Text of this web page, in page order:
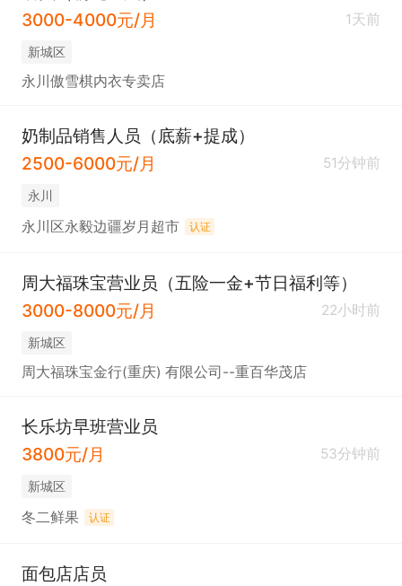
3000-4000元/月
1天前
新城区
永川傲雪棋内衣专卖店
奶制品销售人员（底薪+提成）
2500-6000元/月
51分钟前
永川
永川区永毅边疆岁月超市 认证
周大福珠宝营业员（五险一金+节日福利等）
3000-8000元/月
22小时前
新城区
周大福珠宝金行(重庆) 有限公司--重百华茂店
长乐坊早班营业员
3800元/月
53分钟前
新城区
冬二鲜果 认证
面包店店员